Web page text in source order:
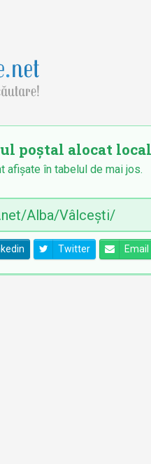
poștal alocat
afișate în tabelul de mai jos.
Twitter Email